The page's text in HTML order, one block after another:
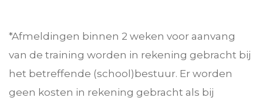
*Afmeldingen binnen 2 weken voor aanvang
van de training worden in rekening gebracht bij
het betreffende (school)bestuur. Er worden
geen kosten in rekening gebracht als bij